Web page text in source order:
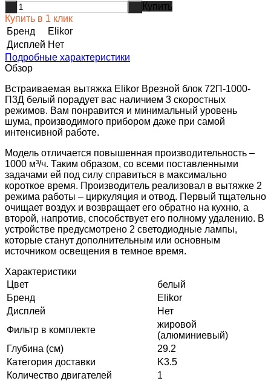
Купить
Купить в 1 клик
Бренд
Elikor
Дисплей Нет
Подробные характеристики
Обзор
Встраиваемая вытяжка Elikor Врезной блок 72П-1000-
П3Д белый порадует вас наличием 3 скоростных
режимов. Вам понравится и минимальный уровень
шума, производимого прибором даже при самой
интенсивной работе.
Модель отличается повышенная производительность –
1000 м³/ч. Таким образом, со всеми поставленными
задачами ей под силу справиться в максимально
короткое время. Производитель реализовал в вытяжке 2
режима работы – циркуляция и отвод. Первый тщательно
очищает воздух и возвращает его обратно на кухню, а
второй, напротив, способствует его полному удалению. В
устройстве предусмотрено 2 светодиодные лампы,
которые станут дополнительным или основным
источником освещения в темное время.
Характеристики
Цвет
белый
Бренд
Elikor
Дисплей
Нет
Фильтр в комплекте
жировой
(алюминиевый)
Глубина (см)
29.2
Категория доставки
K3.5
Количество двигателей
1